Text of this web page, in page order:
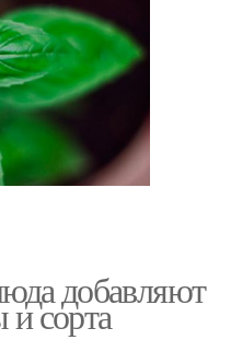
добавляют
сорта